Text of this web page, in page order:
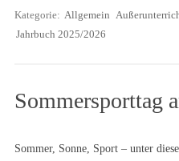
Kategorie: Allgemein
Jahrbuch 2025/2026
Sommersporttag
Sommer, Sonne, Sport – unter